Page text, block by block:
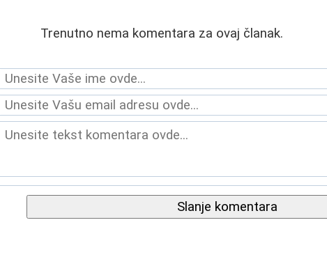
Trenutno nema komentara za ovaj članak.
Slanje komentara